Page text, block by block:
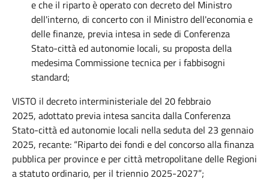
eche il ripartoèoperato con decreto del Ministro
dell'interno, di concerto con il Ministro dell'economia e
delle finanze, previa intesa in sede di Conferenza
Stato-città ed autonomie locali, su proposta della
medesima Commissione tecnica per i fabbisogni
standard;
VISTO il decreto interministeriale del 20 febbraio
2025, adottato previa intesa sancita dalla Conferenza
Stato-città ed autonomie locali nella seduta del 23 gennaio
2025, recante: “Riparto dei fondi e del concorso alla finanza
pubblica per province e per città metropolitane delle Regioni
a statuto ordinario, per il triennio 2025-2027”;